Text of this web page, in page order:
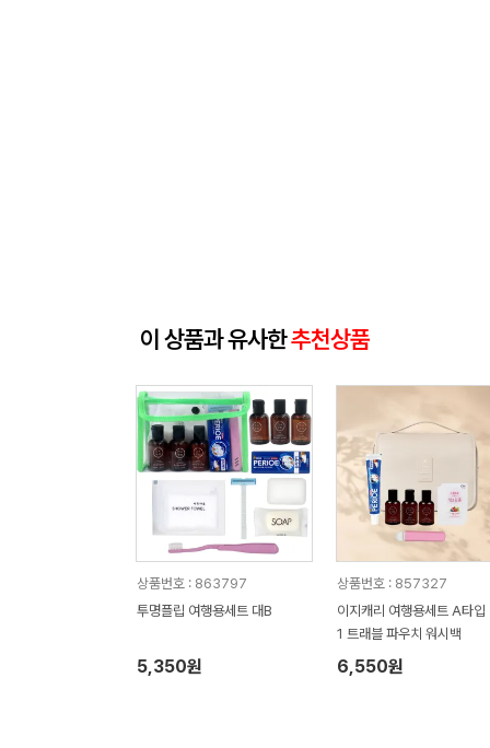
이 상품과 유사한추천상품
상품번호 : 863797
투명플립 여행용세트 대B
5,350원
상품번호 : 857327
이지캐리 여행용세트 A타
1 트래블 파우치 워시백
6,550원